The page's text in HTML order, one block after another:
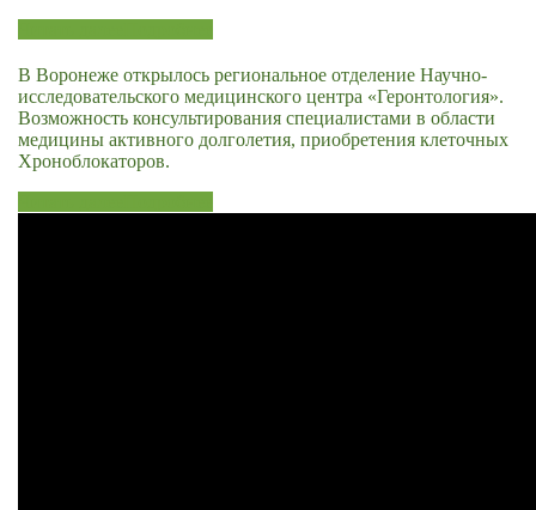
В Воронеже открылось региональное отделение Научно-
исследовательского медицинского центра «Геронтология».
Возможность консультирования специалистами в области
медицины активного долголетия, приобретения клеточных
Хроноблокаторов.